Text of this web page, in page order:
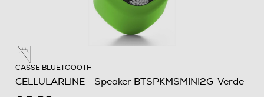
CASSE BLUETOOOTH
CELLULARLINE - Speaker BTSPKMSMINI2G-Verde